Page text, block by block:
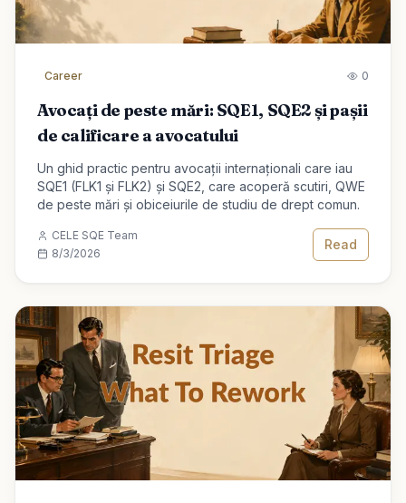
Career 0
Avocați de peste mări: SQE1, SQE2 și pașii
de calificare a avocatului
Un ghid practic pentru avocații internaționali care iau
SQE1 (FLK1 și FLK2) și SQE2, care acoperă scutiri, QWE
de peste mări și obiceiurile de studiu de drept comun.
CELE SQE Team
8/3/2026
Read